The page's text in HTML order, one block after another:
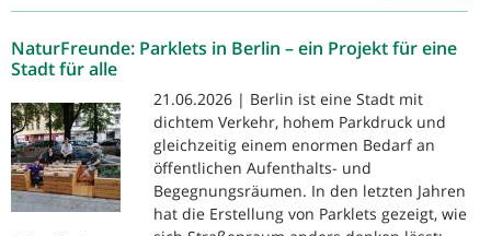
NaturFreunde: Parklets in Berlin – ein Projekt für eine
Stadt für alle
21.06.2026 | Berlin ist eine Stadt mit
dichtem Verkehr, hohem Parkdruck und
gleichzeitig einem enormen Bedarf an
öffentlichen Aufenthalts- und
Begegnungsräumen. In den letzten Jahren
hat die Erstellung von Parklets gezeigt, wie